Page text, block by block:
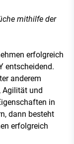
mithilfe der
erfolgreich
entscheidend.
anderem
Agilität und
in
dann besteht
erfolgreich